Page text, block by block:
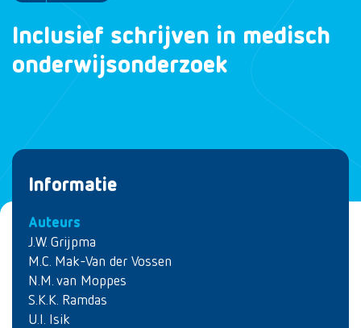
Inclusief schrijven in medisch
onderwijsonderzoek
Informatie
Auteurs
J.W. Grijpma
M.C. Mak-Van der Vossen
N.M. van Moppes
S.K.K. Ramdas
U.I. Isik